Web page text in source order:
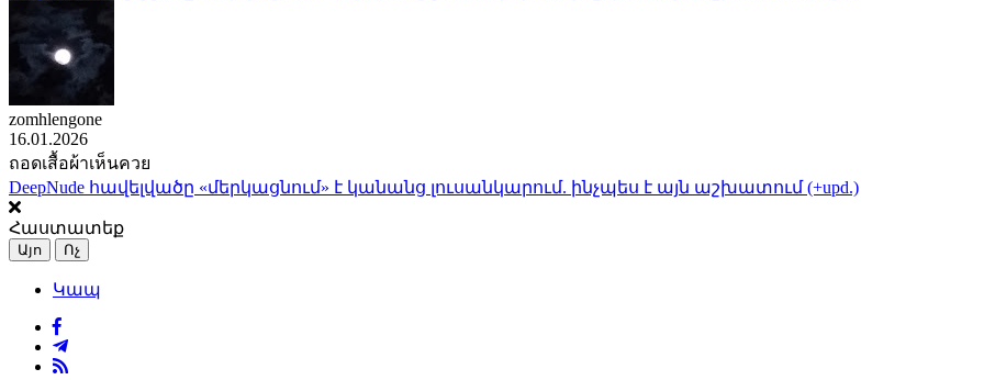
zomhlengone
16.01.2026
ถอดเสื้อผ้าเห็นควย
DeepNude հավելվածը «մերկացնում» է կանանց լուսանկարում. ինչպես է այն աշխատում (+upd.)
Հաստատեք
Այո Ոչ
Կապ